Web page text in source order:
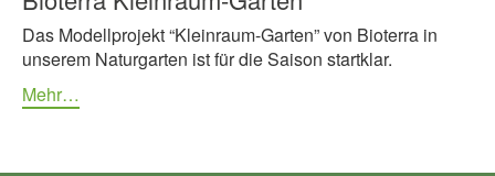
UNTERSTÜTZEN
ÜBER UNS
Das Modellprojekt “Kleinraum-Garten” von Bioterra in
unserem Naturgarten ist für die Saison startklar.
Mehr…